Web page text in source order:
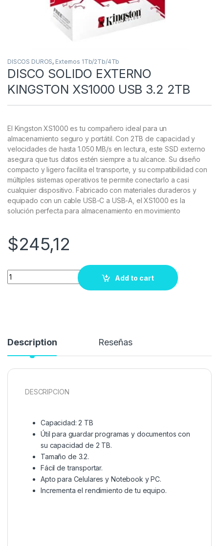
DISCOS DUROS, Externos 1Tb/2Tb/4Tb
DISCO SOLIDO EXTERNO
KINGSTON XS1000 USB 3.2 2TB
El Kingston XS1000 es tu compañero ideal para un
almacenamiento seguro y portátil. Con 2TB de capacidad y
velocidades de hasta 1.050 MB/s en lectura, este SSD externo
asegura que tus datos estén siempre a tu alcance. Su diseño
compacto y ligero facilita el transporte, y su compatibilidad con
múltiples sistemas operativos te permite conectarlo a casi
cualquier dispositivo. Fabricado con materiales duraderos y
equipado con un cable USB-C a USB-A, el XS1000 es la
solución perfecta para almacenamiento en movimiento
$245,12
Quantity
Add to cart
Description Reseñas
DESCRIPCION
Capacidad: 2 TB
Útil para guardar programas y documentos con
su capacidad de 2 TB.
Tamaño de 3.2.
Fácil de transportar.
Apto para Celulares y Notebook y PC.
Incrementa el rendimiento de tu equipo.